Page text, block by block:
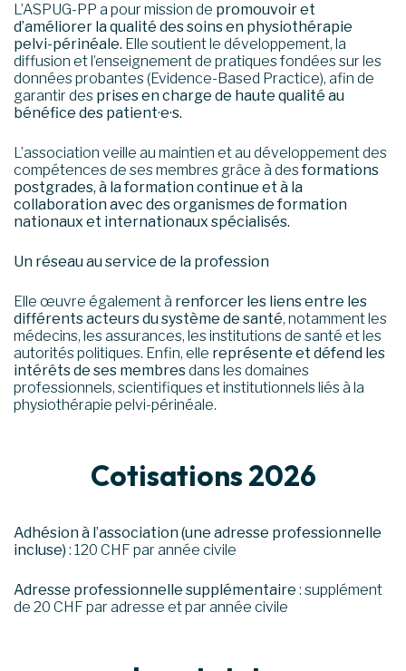
L’ASPUG-PP a pour mission de promouvoir et
d’améliorer la qualité des soins en physiothérapie
pelvi-périnéale. Elle soutient le développement, la
diffusion et l’enseignement de pratiques fondées sur les
données probantes (Evidence-Based Practice), afin de
garantir des prises en charge de haute qualité au
bénéfice des patient·e·s.
L’association veille au maintien et au développement des
compétences de ses membres grâce à desformations
postgrades, à la formation continue et à la
collaboration avec des organismes de formation
nationaux et internationaux spécialisés.
Un réseau au service de la profession
Elle œuvre également à renforcer les liens entre les
différents acteurs du système de santé, notamment les
médecins, les assurances, les institutions de santé et les
autorités politiques. Enfin, elle représente et défend les
intérêts de ses membresdans les domaines
professionnels, scientifiques et institutionnels liés à la
physiothérapie pelvi-périnéale.
Cotisations 2026
Adhésion à l’association (une adresse professionnelle
incluse) : 120 CHF par année civile
Adresse professionnelle supplémentaire : supplément
de 20 CHF par adresse et par année civile